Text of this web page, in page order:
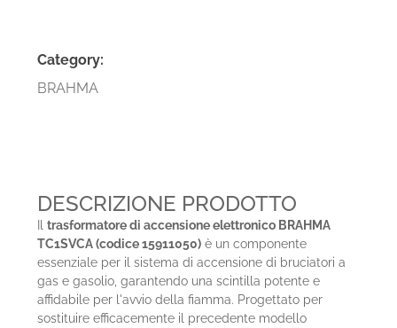
Category:
BRAHMA
DESCRIZIONE PRODOTTO
Iltrasformatore di accensione elettronico BRAHMA
TC1SVCA (codice 15911050) è un componente
essenziale per il sistema di accensione di bruciatori a
gas e gasolio, garantendo una scintilla potente e
affidabile per l'avvio della fiamma. Progettato per
sostituire efficacemente il precedente modello